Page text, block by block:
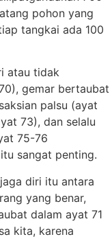
pohon yang
tangkai ada 100
atau tidak
gemar bertaubat
palsu (ayat
73), dan selalu
75-76
sangat penting.
diri itu antara
yang benar,
dalam ayat 71
kita, karena